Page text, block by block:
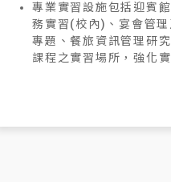
專業實習設施包括迎賓
務實習(校內)、宴會管
專題、餐旅資訊管理研
課程之實習場所，強化